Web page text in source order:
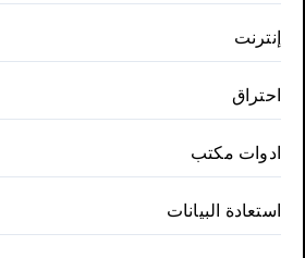
إنترنت
احتراق
ادوات مكتب
استعادة البيانات